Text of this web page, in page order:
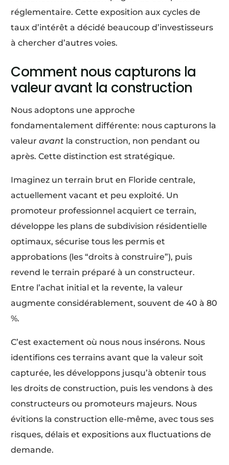
réglementaire. Cette exposition aux cycles de
taux d’intérêt a décidé beaucoup d’investisseurs
à chercher d’autres voies.
Comment nous capturons la
valeur avant la construction
Nous adoptons une approche
fondamentalement différente: nous capturons la
valeuravant la construction, non pendant ou
après. Cette distinction est stratégique.
Imaginez un terrain brut en Floride centrale,
actuellement vacant et peu exploité. Un
promoteur professionnel acquiert ce terrain,
développe les plans de subdivision résidentielle
optimaux, sécurise tous les permis et
approbations (les “droits à construire”), puis
revend le terrain préparé à un constructeur.
Entre l’achat initial et la revente, la valeur
augmente considérablement, souvent de 40 à 80
%.
C’est exactement où nous nous insérons. Nous
identifions ces terrains avant que la valeur soit
capturée, les développons jusqu’à obtenir tous
les droits de construction, puis les vendons à des
constructeurs ou promoteurs majeurs. Nous
évitions la construction elle-même, avec tous ses
risques, délais et expositions aux fluctuations de
demande.